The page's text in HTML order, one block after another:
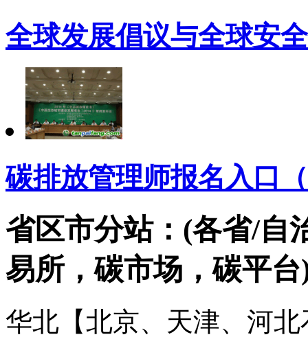
全球发展倡议与全球安
碳排放管理师报名入口
省区市分站：(各省/自
易所，碳市场，碳平台
华北【北京、天津、河